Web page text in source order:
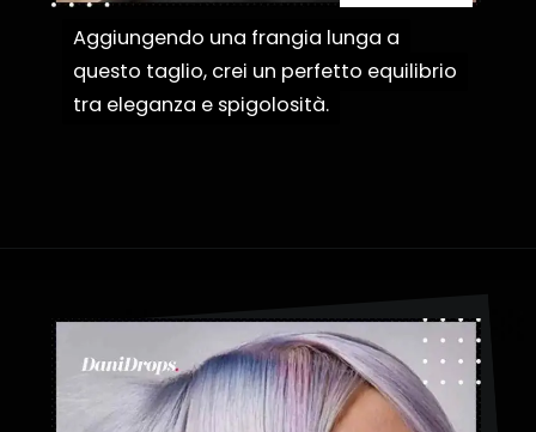
Aggiungendo una frangia lunga a
questo taglio, crei un perfetto equilibrio
tra eleganza e spigolosità.
Aggiungendo una frangia lunga a
questo taglio, crei un perfetto equilibrio
tra eleganza e spigolosità.